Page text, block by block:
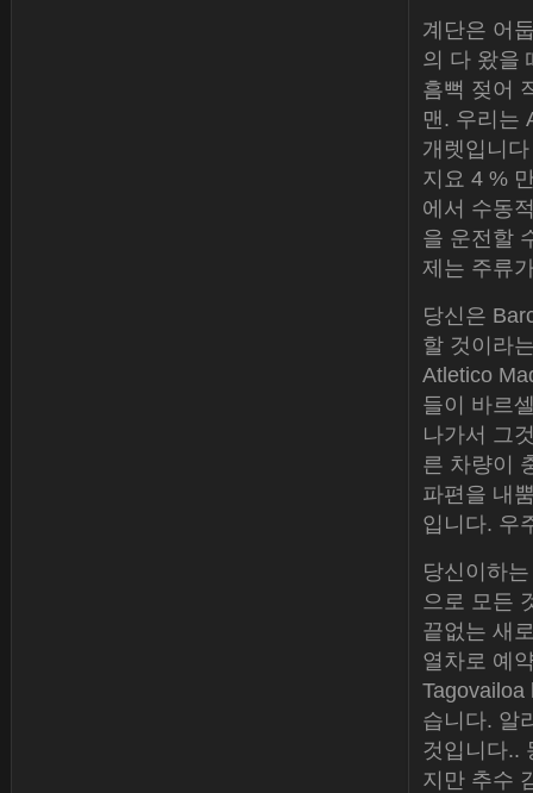
계단은 어
의 다 왔을
흠뻑 젖어
맨. 우리는
개렛입니
지요 4 %
에서 수동
을 운전할
제는 주류
당신은
할 것이라
Atletico
들이 바르
나가서 그
른 차량이
파편을 내
입니다. 우
당신이하
으로 모든
끝없는 새
열차로 예
Tagovailoa
습니다. 알
것입니다..
지만 추수